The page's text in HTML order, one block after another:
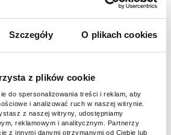
Szczegóły O plikach cookies
z plików cookie
do spersonalizowania treści i reklam, aby
i analizować ruch w naszej witrynie.
z naszej witryny, udostępniamy
reklamowym i analitycznym. Partnerzy
z innymi danymi otrzymanymi od Ciebie lub
wieczorami i w weekendy,
zarobisz setki za jedną sesję.
w
automatów